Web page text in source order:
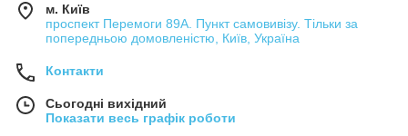
м. Київ
проспект Перемоги 89А. Пункт самовивізу. Тільки за
попередньою домовленістю, Київ, Україна
Контакти
Сьогодні вихідний
Показати весь графік роботи